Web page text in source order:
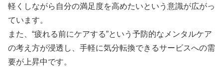
軽くしながら自分の満足度を高めたいという意識が広がっ
ています。
また、“疲れる前にケアする”という予防的なメンタルケア
の考え方が浸透し、手軽に気分転換できるサービスへの需
要が上昇中です。